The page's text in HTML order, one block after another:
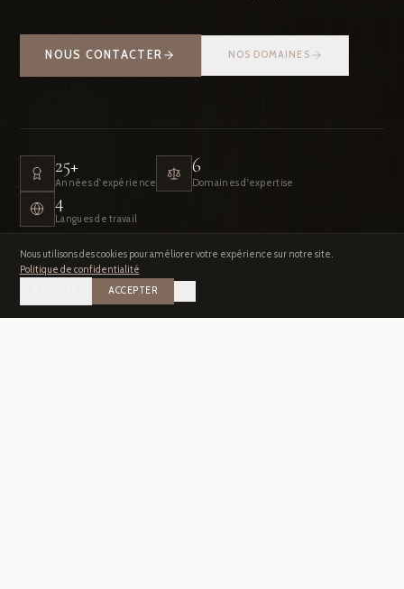
NOUS CONTACTER NOS DOMAINES
25+
Années d'expérience
6
Domaines d'expertise
4
Langues de travail
Nous utilisons des cookies pour améliorer votre expérience sur notre site.
Politique de confidentialité
ACCEPTER